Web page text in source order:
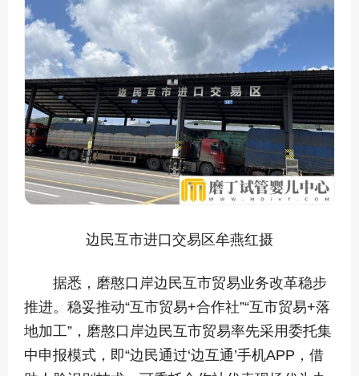
边民互市进口交易区牟燕红摄
据悉，磨憨口岸边民互市贸易业务改革稳步
推进。稳妥推动“互市贸易+合作社”“互市贸易+落
地加工”，磨憨口岸边民互市贸易率先采用委托集
中申报模式，即“边民通过‘边互通’手机APP，借